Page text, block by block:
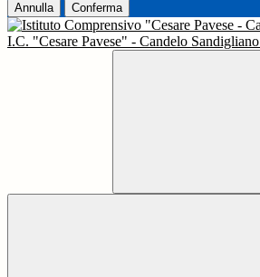
Annulla Conferma
I.C. "Cesare Pavese" - Candelo Sandigliano